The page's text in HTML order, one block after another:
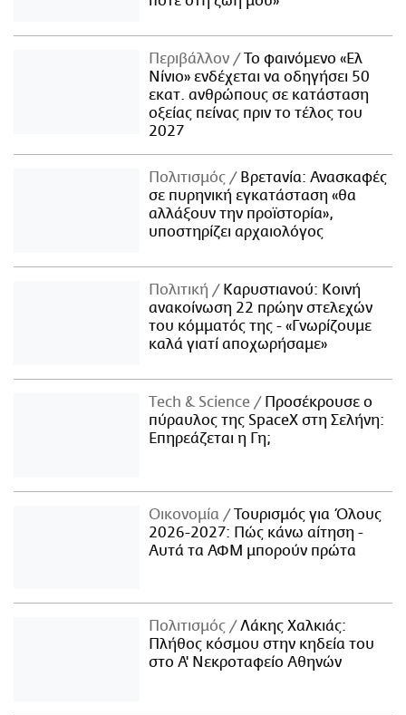
Περιβάλλον
Το φαινόμενο «Ελ
Νίνιο» ενδέχεται να οδηγήσει 50
εκατ. ανθρώπους σε κατάσταση
οξείας πείνας πριν το τέλος του
2027
Πολιτισμός
Βρετανία: Ανασκαφές
σε πυρηνική εγκατάσταση «θα
αλλάξουν την προϊστορία»,
υποστηρίζει αρχαιολόγος
Πολιτική
Καρυστιανού: Κοινή
ανακοίνωση 22 πρώην στελεχών
του κόμματός της - «Γνωρίζουμε
καλά γιατί αποχωρήσαμε»
Τech & Science
Προσέκρουσε ο
πύραυλος της SpaceX στη Σελήνη:
Επηρεάζεται η Γη;
Οικονομία
Τουρισμός για Όλους
2026-2027: Πώς κάνω αίτηση -
Αυτά τα ΑΦΜ μπορούν πρώτα
Πολιτισμός
Λάκης Χαλκιάς:
Πλήθος κόσμου στην κηδεία του
στο Α' Νεκροταφείο Αθηνών